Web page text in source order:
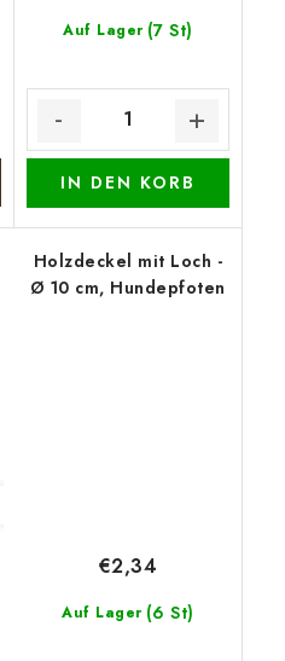
Auf Lager (7 St)
IN DEN KORB
Holzdeckel mit Loch -
Ø 10 cm, Hundepfoten
Auf Lager (6 St)
€2,34